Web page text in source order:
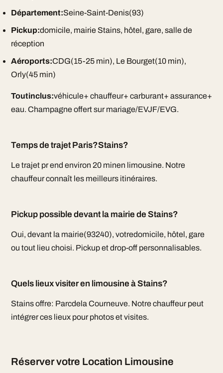
Département:Seine-Saint-Denis(93)
Pickup:domicile, mairie Stains, hôtel, gare, salle de
réception
Aéroports:CDG(15-25 min), Le Bourget(10 min),
Orly(45 min)
Toutinclus:véhicule+ chauffeur+ carburant+ assurance+
eau. Champagne offert sur mariage/EVJF/EVG.
Temps de trajet Paris?Stains?
Le trajet pr end environ 20 minen limousine. Notre
chauffeur connaît les meilleurs itinéraires.
Pickup possible devant la mairie de Stains?
Oui, devant la mairie(93240), votredomicile, hôtel, gare
ou tout lieu choisi. Pickup et drop-off personnalisables.
Quels lieux visiter en limousine à Stains?
Stains offre: Parcdela Courneuve. Notre chauffeur peut
intégrer ces lieux pour photos et visites.
Réserver votre Location Limousine